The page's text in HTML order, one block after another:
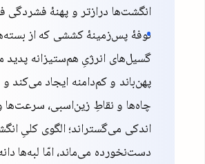
انگشت‌ها درازتر و پهنهٔ فشردگی
نوفهٔ پس‌زمینهٔ کششی که از
گسیل‌های انرژیِ هم‌ستیزانه پدید
پهن‌باند و کم‌دامنه ایجاد می‌کند
چاه‌ها و نقاطِ زین‌اسبی،
اندکی می‌گستراند؛ الگوی کلیِ
دست‌نخورده می‌ماند، امّا لبه‌ها